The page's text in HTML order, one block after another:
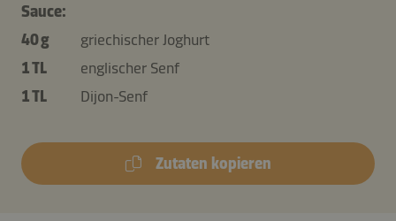
Sauce:
40 g
griechischer Joghurt
1 TL
englischer Senf
1 TL
Dijon-Senf
Zutaten kopieren